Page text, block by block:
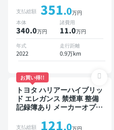
スポットモニター オートク
ルーズ スマートキー ETC
電動バックドア バックモニ
ター 全方位カメラ ドライ
ブレコーダー 衝突軽減
支払総額 351.0万円
本体
340.0万円
諸費用
11.0万円
年式
2022
走行距離
0.9万km
お買い得!!
トヨタ ハリアーハイブリッ
ド エレガンス 禁煙車 整備
記録簿あり メーカーオプシ
ETC バックモニター ドラ
支払総額 121.0万円